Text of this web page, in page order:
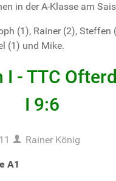
in der A-Klasse am
(1), Rainer (2), Steffen
(1) und Mike.
I - TTC
I 9:6
Rainer König
A1